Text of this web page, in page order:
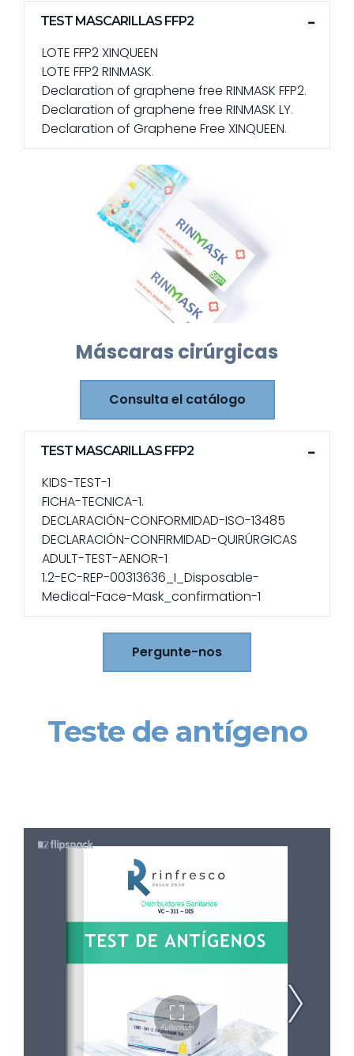
TEST MASCARILLAS FFP2
LOTE FFP2 XINQUEEN
LOTE FFP2 RINMASK.
Declaration of graphene free RINMASK FFP2.
Declaration of graphene free RINMASK LY.
Declaration of Graphene Free XINQUEEN.
Máscaras cirúrgicas
Consulta el catálogo
TEST MASCARILLAS FFP2
KIDS-TEST-1
FICHA-TECNICA-1.
DECLARACIÓN-CONFORMIDAD-ISO-13485
DECLARACIÓN-CONFIRMIDAD-QUIRÚRGICAS
ADULT-TEST-AENOR-1
1.2-EC-REP-00313636_I_Disposable-
Medical-Face-Mask_confirmation-1
Pergunte-nos
Teste de antígeno